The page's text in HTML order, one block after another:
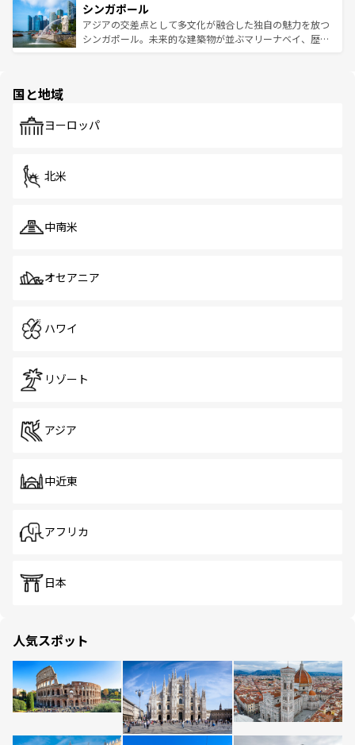
参照してほしい。
激する。気候は一年中温暖で、どの季節にも異なる楽しみ
が待っている。親しみやすいタイの人々、仏教を中心とし
た文化、そして多様な観光資源が、訪れる旅人を魅了し続
み、どこを訪れても感動するはず。観光スポットが密集し
ており、効率よく見どころを回れるのも魅力。息をのむよ
うな絶景から文化的な体験まで、香港を存分に楽しみ尽く
シンガポール
アジアの交差点として多文化が融合した独自の魅力を放つ
シンガポール。未来的な建築物が並ぶマリーナベイ、歴史
で、ホーカーズは地元の風情を楽しめる外せないスポット
国と地域
ヨーロッパ
北米
中南米
オセアニア
ハワイ
リゾート
アジア
中近東
アフリカ
日本
人気スポット